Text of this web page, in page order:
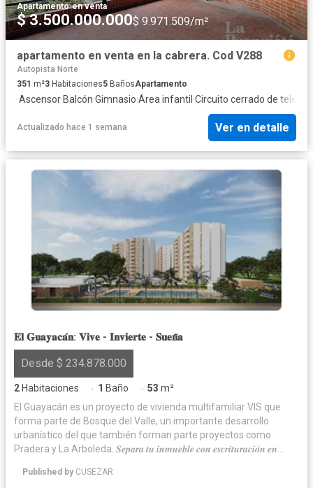
Apartamento·en venta
$ 3.500.000.000$ 9.971.509/m²
apartamento en venta en la cabrera. Cod V288
Autopista Norte
351 m²3 Habitaciones5 BañosApartamento
·Ascensor·Balcón·Gimnasio·Área infantil·Circuito cerrado de
Actualizado hace 1 semana Ver en detalle
𝐄𝐥 𝐆𝐮𝐚𝐲𝐚𝐜𝐚́𝐧: 𝐕𝐢𝐯𝐞 - 𝐈𝐧𝐯𝐢𝐞𝐫𝐭𝐞 - 𝐒𝐮𝐞𝐧̃𝐚
Desde $ 234.878.000
2 Habitaciones · 1 Baño · 53 m²
El Guayacán es un proyecto de vivienda multifamiliar VIS que
forma parte de Bosque del Valle, un importante desarrollo
urbanístico del que también forman parte proyectos como
Pradera y La Arboleda. 𝑺𝒆𝒑𝒂𝒓𝒂 𝒕𝒖 𝒊𝒏𝒎𝒖𝒆𝒃𝒍𝒆 𝒄𝒐𝒏 𝒆𝒔𝒄𝒓𝒊𝒕𝒖𝒓𝒂𝒄𝒊𝒐́𝒏 𝒆𝒏
𝒍𝒂 𝒗𝒆𝒏𝒕𝒂 𝒔𝒊𝒏 𝒄𝒐𝒔𝒕𝒐 𝒂𝒅𝒊𝒄𝒊𝒐𝒏𝒂𝒍. Área total construida desde 59,14m²
Published by CUSEZAR